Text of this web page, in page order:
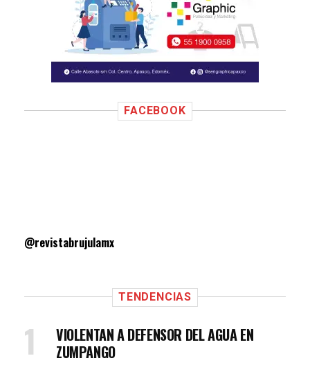
FACEBOOK
@revistabrujulamx
TENDENCIAS
VIOLENTAN A DEFENSOR DEL AGUA EN
ZUMPANGO